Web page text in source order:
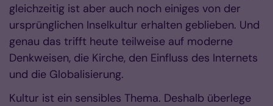
gleichzeitig ist aber auch noch einiges von der
ursprünglichen Inselkultur erhalten geblieben. Und
genau das trifft heute teilweise auf moderne
Denkweisen, die Kirche, den Einfluss des Internets
und die Globalisierung.
Kultur ist ein sensibles Thema. Deshalb überlege